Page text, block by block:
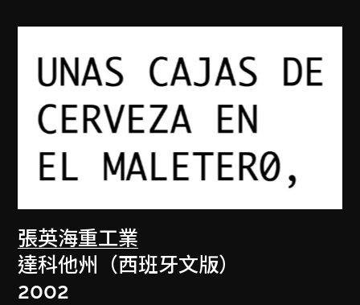
張英海重工業
達科他州（西班牙文版）
2002